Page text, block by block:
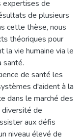
expertises de
de plusieurs
cette thèse, nous
théoriques pour
la vie humaine via le
santé.
de santé les
d'aident à la
dans le marché des
diversité de
aux défis
niveau élevé de